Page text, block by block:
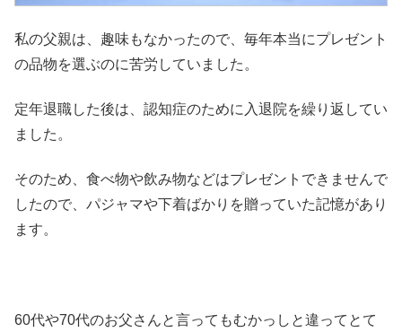
私の父親は、趣味もなかったので、毎年本当にプレゼント
の品物を選ぶのに苦労していました。
定年退職した後は、認知症のために入退院を繰り返してい
ました。
そのため、食べ物や飲み物などはプレゼントできませんで
したので、パジャマや下着ばかりを贈っていた記憶があり
ます。
60代や70代のお父さんと言ってもむかっしと違ってとて